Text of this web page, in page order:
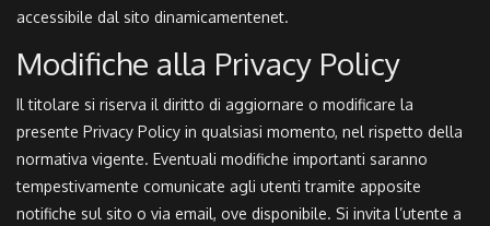
accessibile dal sito dinamicamentenet.
Modifiche alla Privacy Policy
Il titolare si riserva il diritto di aggiornare o modificare la
presente Privacy Policy in qualsiasi momento, nel rispetto della
normativa vigente. Eventuali modifiche importanti saranno
tempestivamente comunicate agli utenti tramite apposite
notifiche sul sito o via email, ove disponibile. Si invita l’utente a